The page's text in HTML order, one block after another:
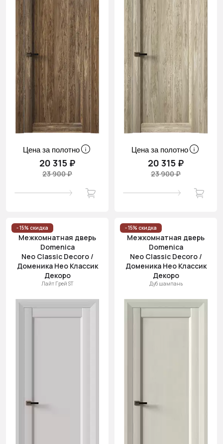
Цена за полотно
20 315 ₽
23 900 ₽
Цена за полотно
20 315 ₽
23 900 ₽
- 15% скидка
Межкомнатная дверь
Domenica
Neo Classic Decoro /
Доменика Нео Классик
Декоро
Лайт Грей ST
- 15% скидка
Межкомнатная дверь
Domenica
Neo Classic Decoro /
Доменика Нео Классик
Декоро
Дуб шампань